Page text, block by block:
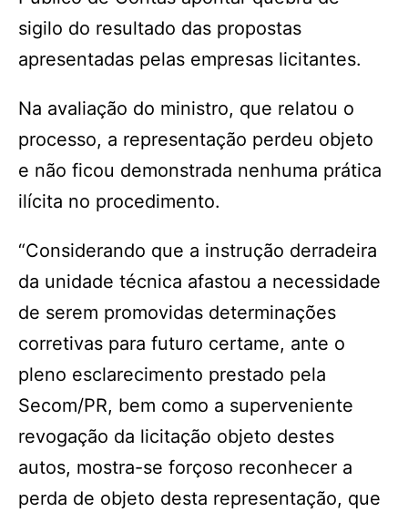
sigilo do resultado das propostas
apresentadas pelas empresas licitantes.
Na avaliação do ministro, que relatou o
processo, a representação perdeu objeto
e não ficou demonstrada nenhuma prática
ilícita no procedimento.
“Considerando que a instrução derradeira
da unidade técnica afastou a necessidade
de serem promovidas determinações
corretivas para futuro certame, ante o
pleno esclarecimento prestado pela
Secom/PR, bem como a superveniente
revogação da licitação objeto destes
autos, mostra-se forçoso reconhecer a
perda de objeto desta representação, que